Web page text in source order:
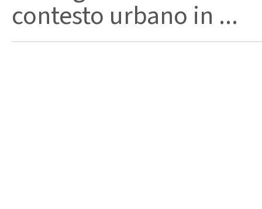
contesto urbano in ...